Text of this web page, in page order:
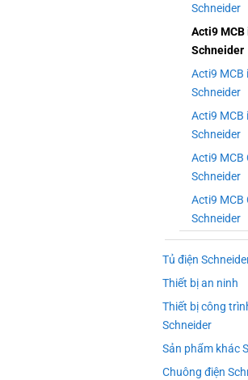
Schneider
Acti9 MCB
Schneider
Acti9 MCB
Schneider
Acti9 MCB
Schneider
Acti9 MCB
Schneider
Acti9 MCB
Schneider
Tủ điện
Thiết bị an ninh
Thiết bị công
Schneider
Sản phẩm khác
Chuông điện